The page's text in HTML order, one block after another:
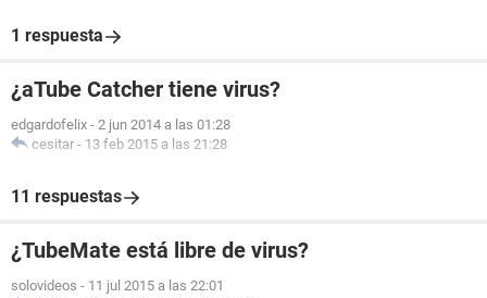
1 respuesta
¿aTube Catcher tiene virus?
edgardofelix - 2 jun 2014 a las 01:28
cesitar - 13 feb 2015 a las 21:28
11 respuestas
¿TubeMate está libre de virus?
solovideos - 11 jul 2015 a las 22:01